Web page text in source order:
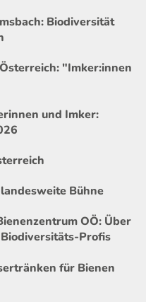
Biodiversität
"Imker:innen
und Imker:
Bühne
OÖ: Über
Profis
für Bienen